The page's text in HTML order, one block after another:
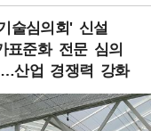
술심의회' 신설
표준화 전문 심의
…산업 경쟁력 강화